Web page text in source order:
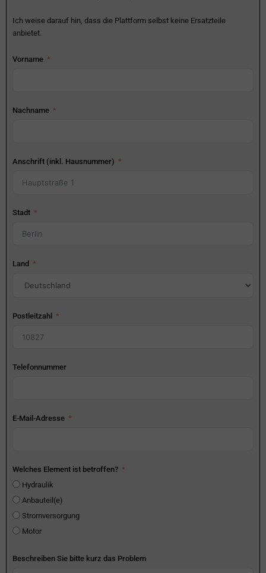
Ich weise darauf hin, dass die Plattform selbst keine Ersatzteile
anbietet.
Vorname
Nachname
Anschrift (inkl. Hausnummer)
Stadt
Land
Postleitzahl
Telefonnummer
E-Mail-Adresse
Welches Element ist betroffen?
Hydraulik
Anbauteil(e)
Stromversorgung
Motor
Beschreiben Sie bitte kurz das Problem